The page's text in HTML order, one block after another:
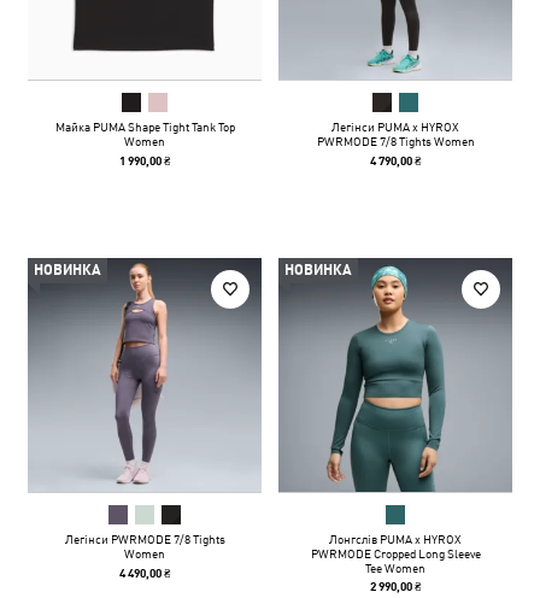
Майка PUMA Shape Tight Tank Top
Women
1 990,00 ₴
Легінси PUMA x HYROX
PWRMODE 7/8 Tights Women
4 790,00 ₴
НОВИНКА
Легінси PWRMODE 7/8 Tights
Women
4 490,00 ₴
НОВИНКА
Лонгслів PUMA x HYROX
PWRMODE Cropped Long Sleeve
Tee Women
2 990,00 ₴